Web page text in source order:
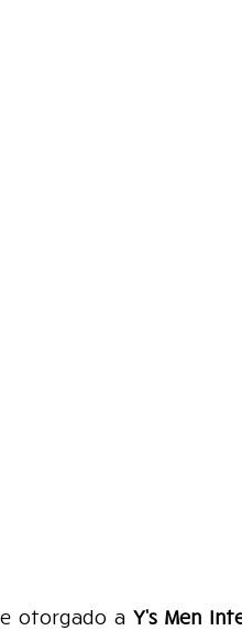
otorgado a Y’s Men